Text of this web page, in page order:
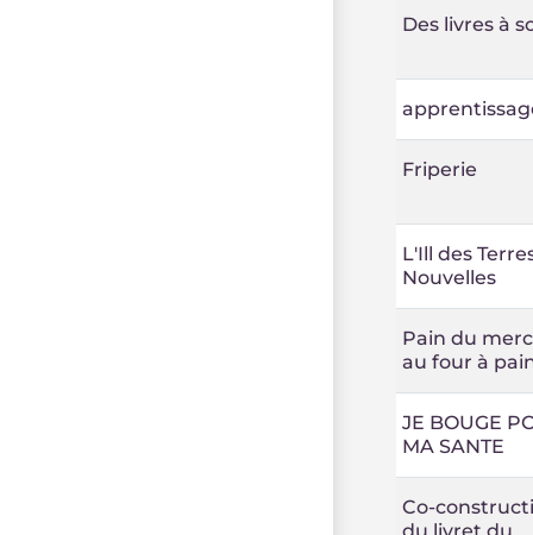
Des livres à
Friperie
L'Ill des
Nouvelles
Pain du
au four à
JE BOUGE
MA SANTE
Co-